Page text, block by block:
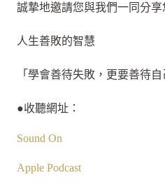
誠摯地邀請您與我們一同分享
人生善敗的智慧
「學會善待失敗，更要善待自
●收聽網址：
Sound On
Apple Podcast